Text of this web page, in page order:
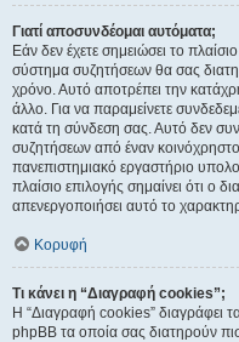
Γιατί αποσυνδέομαι αυτόματα;
Εάν δεν έχετε σημειώσει το πλαίσιο
σύστημα συζητήσεων θα σας
χρόνο. Αυτό αποτρέπει την
άλλο. Για να παραμείνετε
κατά τη σύνδεση σας. Αυτό δεν
συζητήσεων από έναν
πανεπιστημιακό εργαστήριο
πλαίσιο επιλογής σημαίνει ότι ο
απενεργοποιήσει αυτό το
Κορυφή
Τι κάνει η “Διαγραφή cookies”;
Η “Διαγραφή cookies” διαγράφει
phpBB τα οποία σας διατηρούν